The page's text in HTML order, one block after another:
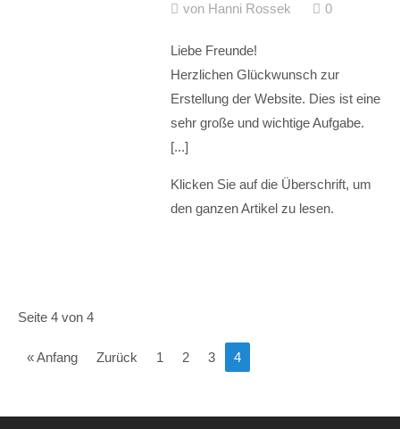
von Hanni Rossek 0
Liebe Freunde!
Herzlichen Glückwunsch zur
Erstellung der Website. Dies ist eine
sehr große und wichtige Aufgabe.
[...]
Klicken Sie auf die Überschrift, um
den ganzen Artikel zu lesen.
Seite 4 von 4
« Anfang Zurück 1 2 3 4